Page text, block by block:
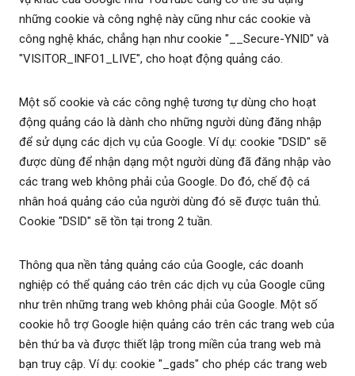
những cookie và công nghệ này cũng như các cookie và
công nghệ khác, chẳng hạn như cookie "__Secure-YNID" và
"VISITOR_INFO1_LIVE", cho hoạt động quảng cáo.
Một số cookie và các công nghệ tương tự dùng cho hoạt
động quảng cáo là dành cho những người dùng đăng nhập
để sử dụng các dịch vụ của Google. Ví dụ: cookie "DSID" sẽ
được dùng để nhận dạng một người dùng đã đăng nhập vào
các trang web không phải của Google. Do đó, chế độ cá
nhân hoá quảng cáo của người dùng đó sẽ được tuân thủ.
Cookie "DSID" sẽ tồn tại trong 2 tuần.
Thông qua nền tảng quảng cáo của Google, các doanh
nghiệp có thể quảng cáo trên các dịch vụ của Google cũng
như trên những trang web không phải của Google. Một số
cookie hỗ trợ Google hiện quảng cáo trên các trang web của
bên thứ ba và được thiết lập trong miền của trang web mà
bạn truy cập. Ví dụ: cookie "_gads" cho phép các trang web